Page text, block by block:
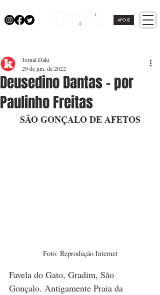
APOIE
Deusedino Dantas - por
Paulinho Freitas
Jornal Daki
29 de jun. de 2022
SÃO GONÇALO DE AFETOS
Foto: Reprodução Internet
Favela do Gato, Gradim, São
Gonçalo. Antigamente Praia da